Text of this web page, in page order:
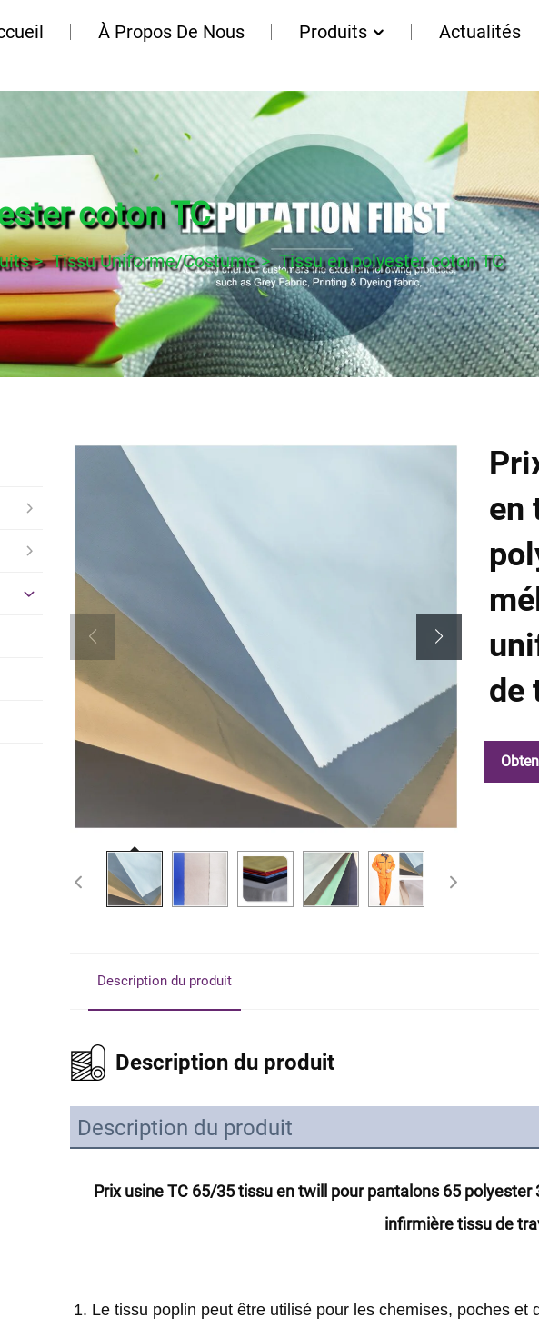
À Propos De Nous Produits
Actualités
coton TC
>Tissu Uniforme/Costume>Tissu en polyester coton TC
en
de
Description du produit
Description du produit
Description du produit
Prix usine TC 65/35 tissu en twill pour pantalons 65
infirmière tissu de
1. Le tissu poplin peut être utilisé pour les chemises, poches et